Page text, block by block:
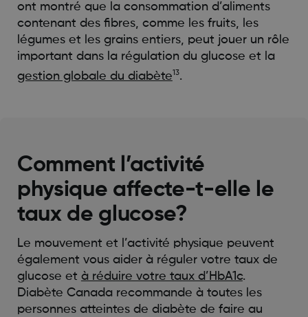
ont montré que la consommation d’aliments
contenant des fibres, comme les fruits, les
légumes et les grains entiers, peut jouer un rôle
important dans la régulation du glucose et la
gestion globale du diabète13.
Comment l’activité
physique affecte-t-elle le
taux de glucose?
Le mouvement et l’activité physique peuvent
également vous aider à réguler votre taux de
glucose et à réduire votre taux d’HbA1c.
Diabète Canada recommande à toutes les
personnes atteintes de diabète de faire au